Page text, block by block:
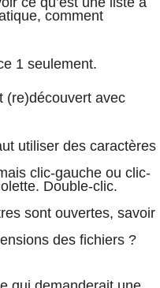
comment
1 seulement.
(re)découvert avec
utiliser des caractères
clic-gauche ou clic-
Double-clic.
sont ouvertes, savoir
des fichiers ?